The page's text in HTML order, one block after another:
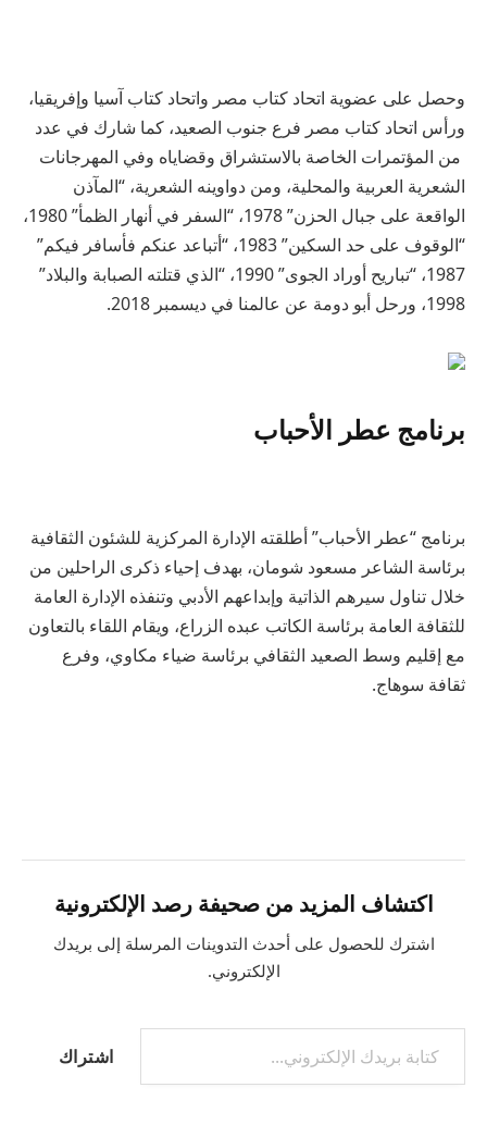
وحصل على عضوية اتحاد كتاب مصر واتحاد كتاب آسيا وإفريقيا،
ورأس اتحاد كتاب مصر فرع جنوب الصعيد، كما شارك في عدد
من المؤتمرات الخاصة بالاستشراق وقضاياه وفي المهرجانات
الشعرية العربية والمحلية، ومن دواوينه الشعرية، “المآذن
الواقعة على جبال الحزن” 1978، “السفر في أنهار الظمأ” 1980،
“الوقوف على حد السكين” 1983، “أتباعد عنكم فأسافر فيكم”
1987، “تباريح أوراد الجوى” 1990، “الذي قتلته الصبابة والبلاد”
1998، ورحل أبو دومة عن عالمنا في ديسمبر 2018.
برنامج عطر الأحباب
برنامج “عطر الأحباب” أطلقته الإدارة المركزية للشئون الثقافية
برئاسة الشاعر مسعود شومان، بهدف إحياء ذكرى الراحلين من
خلال تناول سيرهم الذاتية وإبداعهم الأدبي وتنفذه الإدارة العامة
للثقافة العامة برئاسة الكاتب عبده الزراع، ويقام اللقاء بالتعاون
مع إقليم وسط الصعيد الثقافي برئاسة ضياء مكاوي، وفرع
ثقافة سوهاج.
اكتشاف المزيد من صحيفة رصد الإلكترونية
اشترك للحصول على أحدث التدوينات المرسلة إلى بريدك
الإلكتروني.
كتابة بريدك الإلكتروني...
اشتراك